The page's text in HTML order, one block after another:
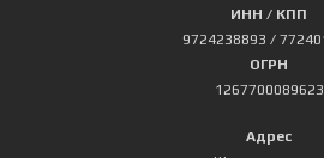
ИНН / КПП
9724238893 /
ОГРН
1267700089623
Адрес